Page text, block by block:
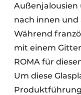
Außenjalousien
nach innen
Während
mit einem
ROMA für
Um diese